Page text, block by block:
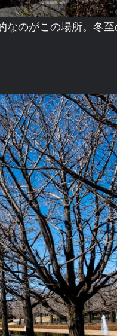
なのがこの場所。冬